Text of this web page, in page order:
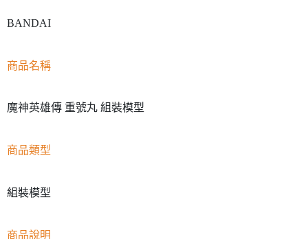
BANDAI
商品名稱
魔神英雄傳 重號丸 組裝模型
商品類型
組裝模型
商品說明